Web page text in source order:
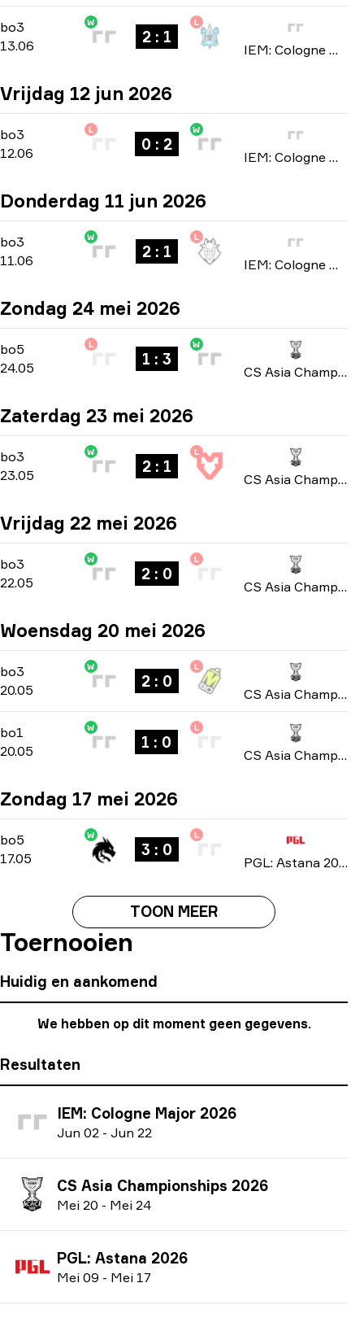
bo3
bo3
13.06
W
2 : 1
L
IEM: Cologne Major 2026
Vrijdag 12 jun 2026
bo3
bo3
12.06
L
0 : 2
W
IEM: Cologne Major 2026
Donderdag 11 jun 2026
bo3
bo3
11.06
W
2 : 1
L
IEM: Cologne Major 2026
Zondag 24 mei 2026
bo5 -bo5
24.05
L
1 : 3
W
CS Asia Championships 2026
Zaterdag 23 mei 2026
bo3 -bo3
23.05
W
2 : 1
L
CS Asia Championships 2026
Vrijdag 22 mei 2026
bo3 -bo3
22.05
W
2 : 0
L
CS Asia Championships 2026
Woensdag 20 mei 2026
bo3 -bo3
20.05
W
2 : 0
L
CS Asia Championships 2026
bo1 -bo1
20.05
W
1 : 0
L
CS Asia Championships 2026
Zondag 17 mei 2026
bo5 -bo5
17.05
W
3 : 0
L
PGL: Astana 2026
TOON MEER
Toernooien
Huidig en aankomend
We hebben op dit moment geen gegevens.
Resultaten
IEM: Cologne Major 2026
Jun 02 - Jun 22
CS Asia Championships 2026
Mei 20 - Mei 24
PGL: Astana 2026
Mei 09 - Mei 17